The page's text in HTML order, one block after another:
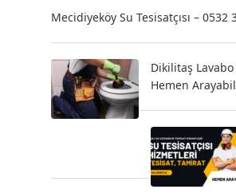
Mecidiyeköy Su Tesisatçısı – 0532
Dikilitaş Lavabo
Hemen